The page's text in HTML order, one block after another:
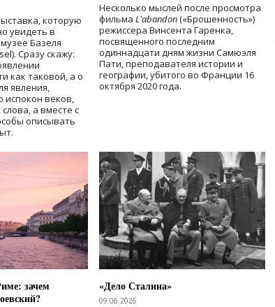
которую
увидеть в
Базеля
Сразу скажу:
как таковой, а о
явления,
испокон веков,
а вместе с
описывать
Несколько мыслей после просмотра
фильма L'abandon(«Брошенность»)
режиссера Винсента Гаренка,
посвященного последним
одиннадцати дням жизни Самюэля
Пати, преподавателя истории и
географии, убитого во Франции 16
октября 2020 года.
зачем
«Дело Сталина»
09.06.2026